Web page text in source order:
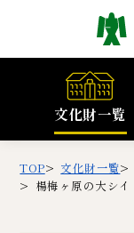
文化財一覧
TOP 文化財一覧
楊梅ヶ原の大シイ